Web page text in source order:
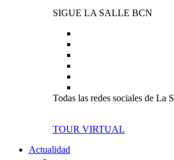
SIGUE LA SALLE BCN
Todas las redes sociales de La
TOUR VIRTUAL
Actualidad